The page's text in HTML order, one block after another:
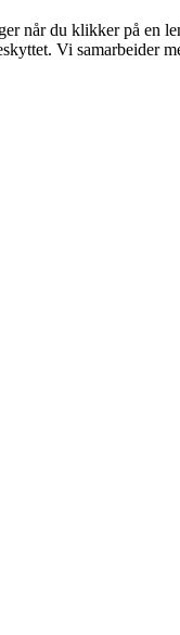
når du klikker på en
Vi samarbeider